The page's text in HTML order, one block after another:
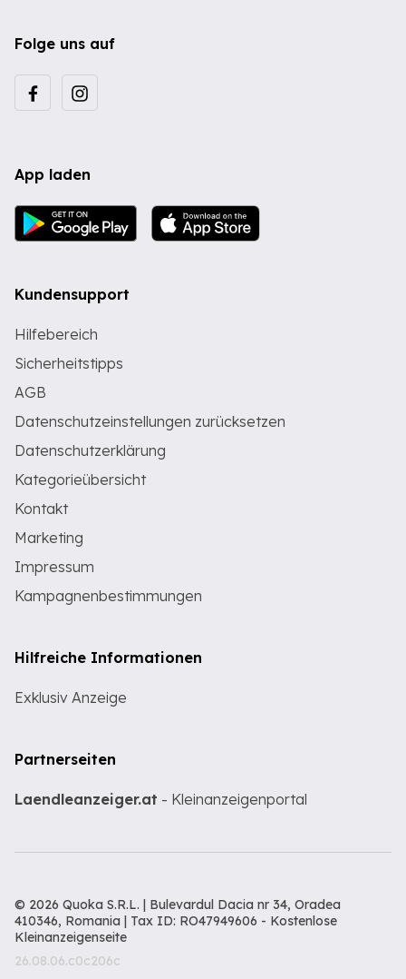
Folge uns auf
App laden
Kundensupport
Hilfebereich
Sicherheitstipps
AGB
Datenschutzeinstellungen zurücksetzen
Datenschutzerklärung
Kategorieübersicht
Kontakt
Marketing
Impressum
Kampagnenbestimmungen
Hilfreiche Informationen
Exklusiv Anzeige
Partnerseiten
Laendleanzeiger.at - Kleinanzeigenportal
© 2026 Quoka S.R.L. | Bulevardul Dacia nr 34, Oradea
410346, Romania | Tax ID: RO47949606 - Kostenlose
Kleinanzeigenseite
26.08.06.c0c206c